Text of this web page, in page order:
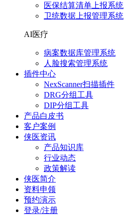
医保结算清单上报系统
卫统数据上报管理系统
AI医疗
病案数据库管理系统
人脸搜索管理系统
插件中心
NexScanner扫描插件
DRG分组工具
DIP分组工具
产品白皮书
客户案例
侠医资讯
产品知识库
行业动态
政策解读
侠医简介
资料申领
预约演示
登录/注册